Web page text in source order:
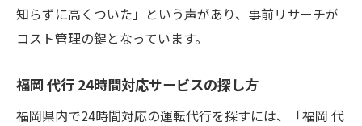
知らずに高くついた」という声があり、事前リサーチが
コスト管理の鍵となっています。
福岡 代行 24時間対応サービスの探し方
福岡県内で24時間対応の運転代行を探すには、「福岡 代